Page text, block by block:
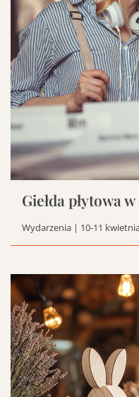
Giełda płytowa
Wydarzenia | 10-11